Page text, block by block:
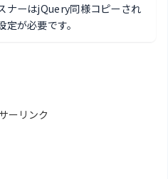
ナーはjQuery同様コピーされ
が必要です。
ーリンク